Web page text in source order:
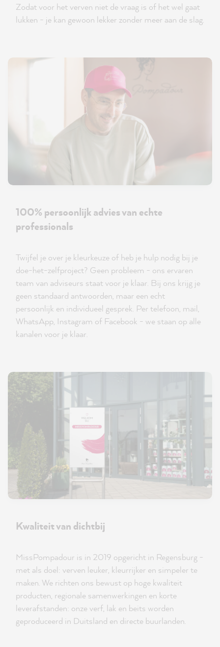
Zodat voor het verven niet de vraag is of het wel gaat
lukken - je kan gewoon lekker zonder meer aan de slag.
100% persoonlijk advies van echte
professionals
Twijfel je over je kleurkeuze of heb je hulp nodig bij je
doe-het-zelfproject? Geen probleem - ons ervaren
team van adviseurs staat voor je klaar. Bij ons krijg je
geen standaard antwoorden, maar een echt
persoonlijk en individueel gesprek. Per telefoon, mail,
WhatsApp, Instagram of Facebook - we staan op alle
kanalen voor je klaar.
Kwaliteit van dichtbij
MissPompadour is in 2019 opgericht in Regensburg -
met als doel: verven leuker, kleurrijker en simpeler te
maken. We richten ons bewust op hoge kwaliteit
producten, regionale samenwerkingen en korte
leverafstanden: onze verf, lak en beits worden
geproduceerd in Duitsland en directe buurlanden.